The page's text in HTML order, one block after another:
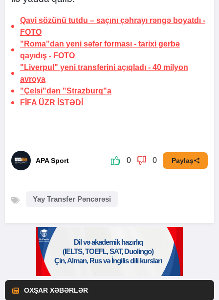
Qavi sözünü tutdu – saçını çəhrayı rəngə boyatdı -
FOTO
"Roma"dan yeni səfər forması - tarixi gerbə
qayıdış - FOTO
"Liverpul" yeni transferini açıqladı - 40 milyon
avroya
"Çelsi"dən "Strazburq"a
FİFA ÜZR İSTƏDİ
APA Sport 0 0 Paylaş
Yay Transfer Pəncərəsi
OXŞAR XƏBƏRLƏR